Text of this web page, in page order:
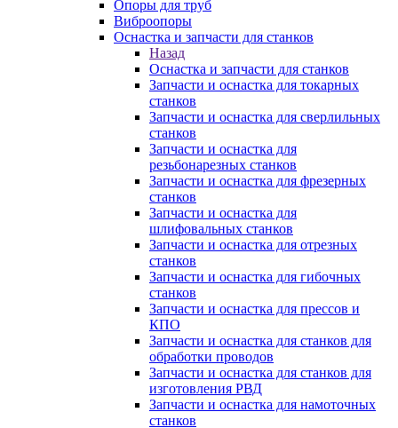
Опоры для труб
Виброопоры
Оснастка и запчасти для станков
Назад
Оснастка и запчасти для станков
Запчасти и оснастка для токарных
станков
Запчасти и оснастка для сверлильных
станков
Запчасти и оснастка для
резьбонарезных станков
Запчасти и оснастка для фрезерных
станков
Запчасти и оснастка для
шлифовальных станков
Запчасти и оснастка для отрезных
станков
Запчасти и оснастка для гибочных
станков
Запчасти и оснастка для прессов и
КПО
Запчасти и оснастка для станков для
обработки проводов
Запчасти и оснастка для станков для
изготовления РВД
Запчасти и оснастка для намоточных
станков